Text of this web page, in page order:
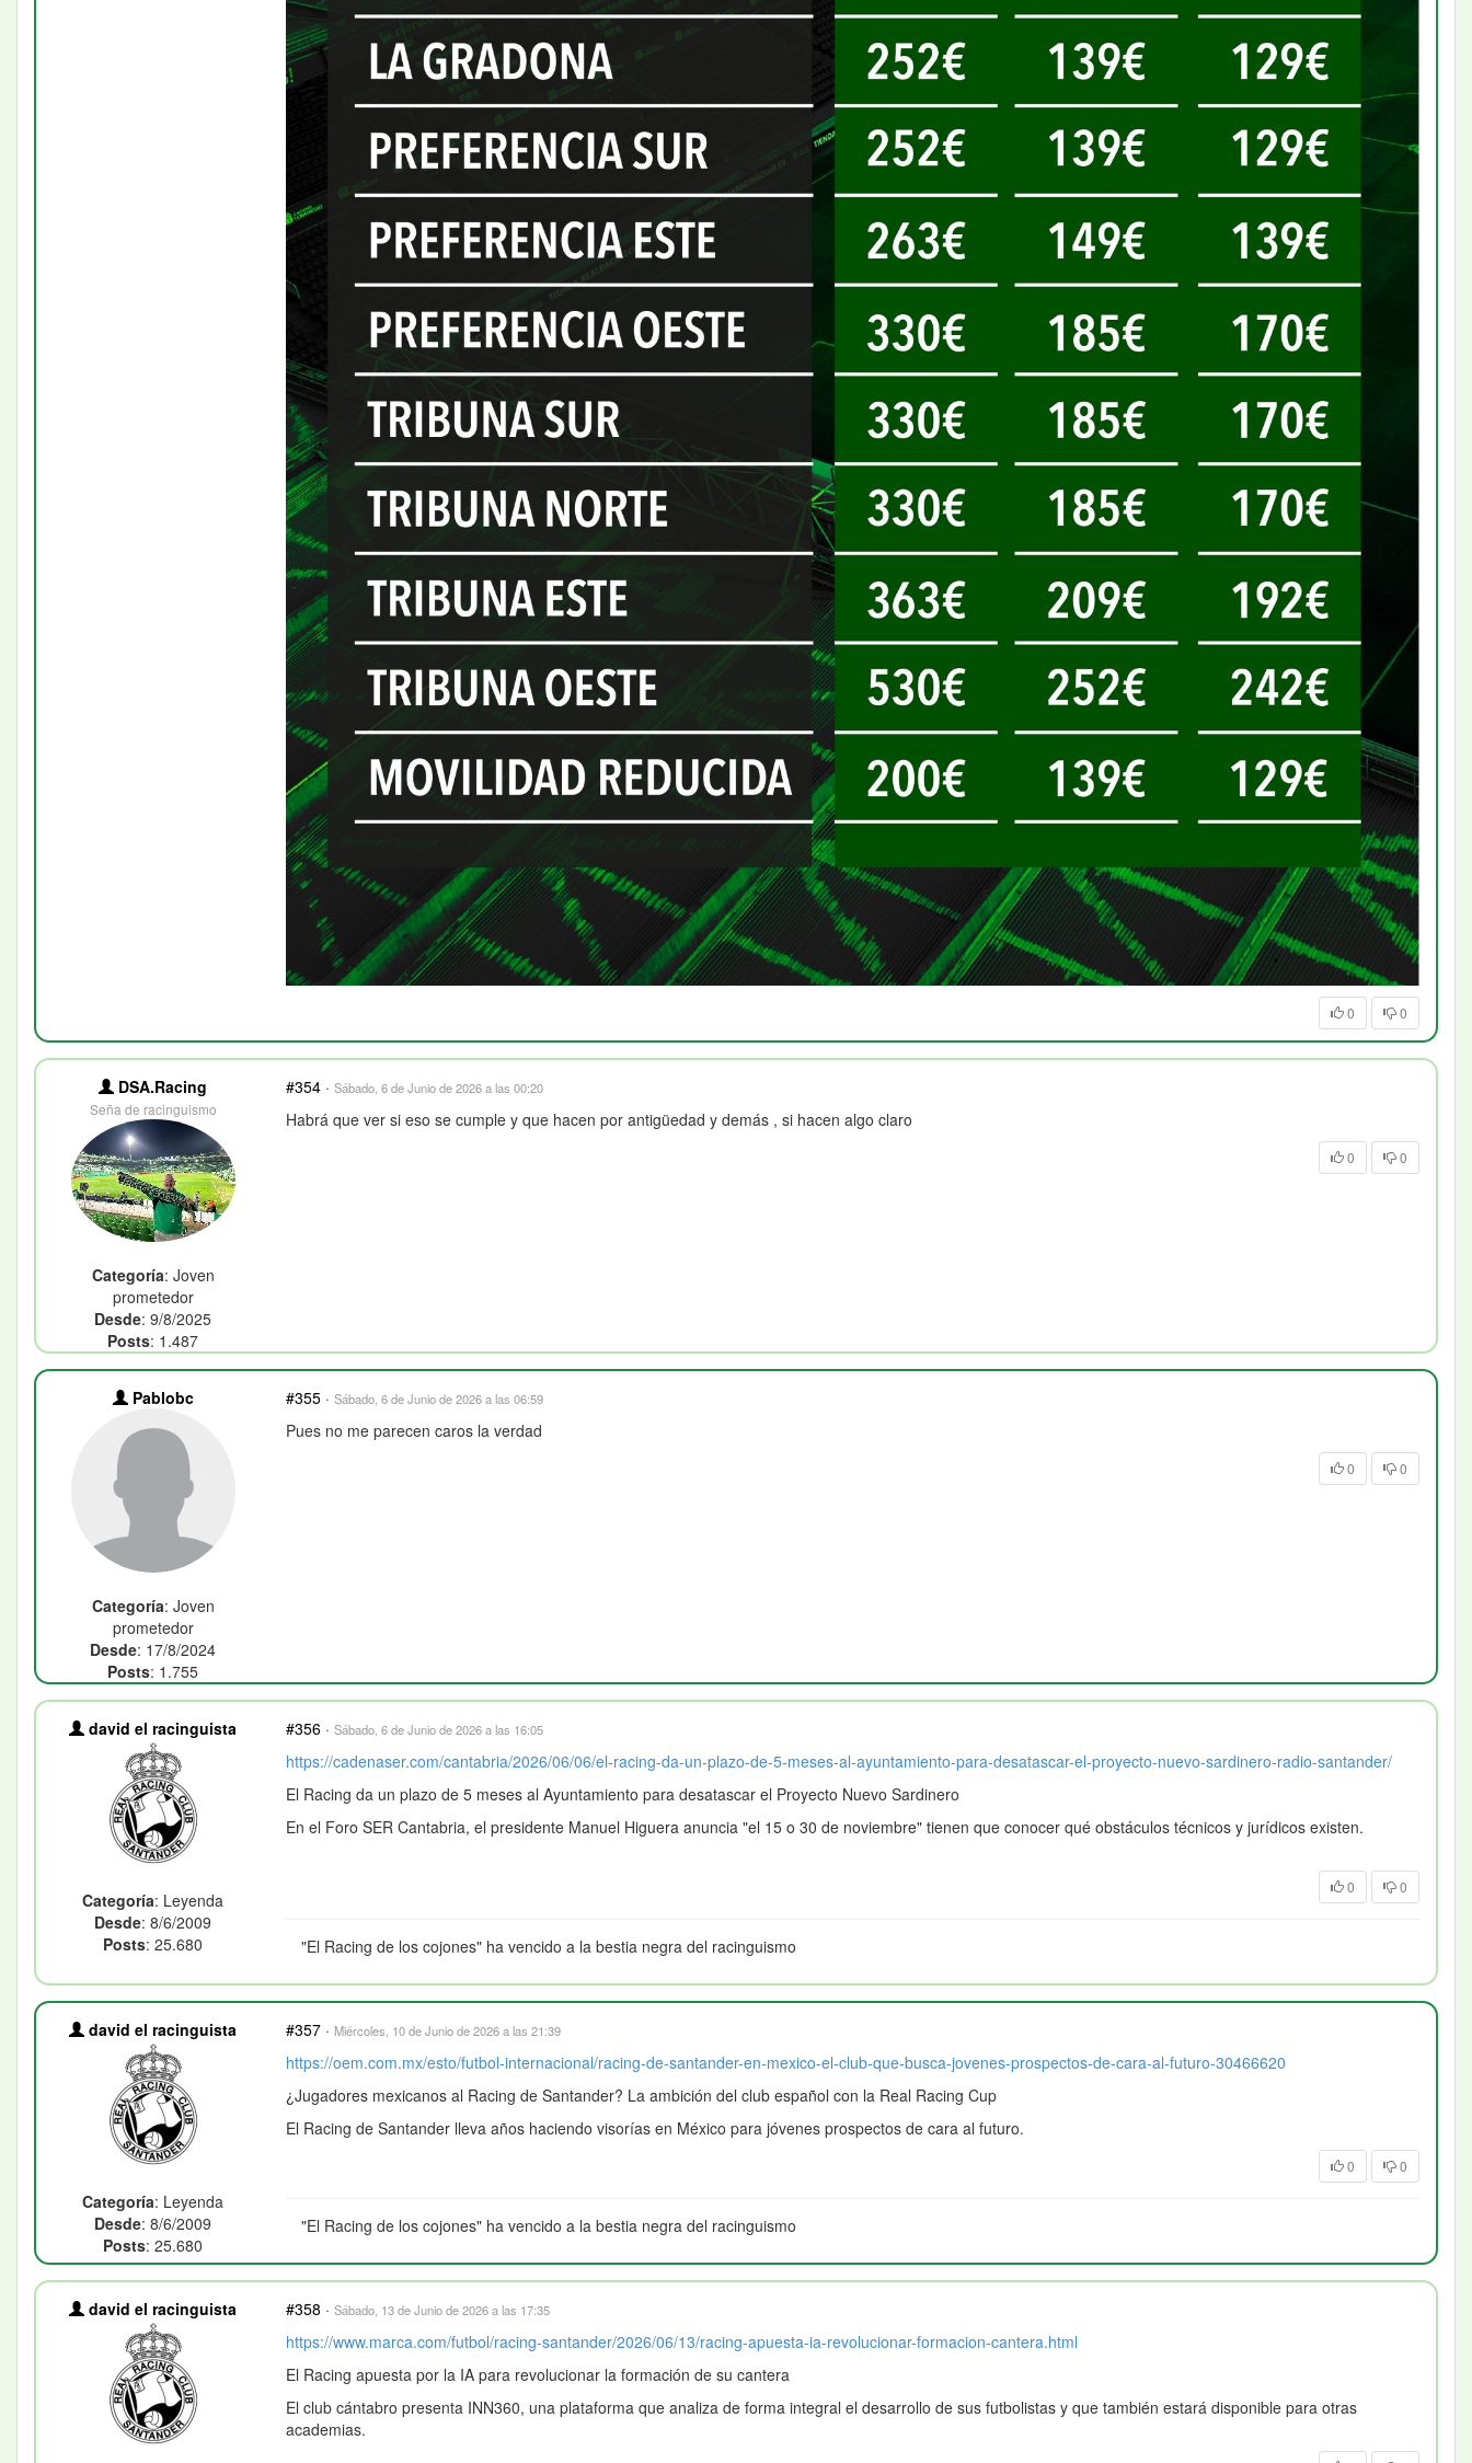
0 0
DSA.Racing
Seña de racinguismo
Categoría: Joven
prometedor
Desde: 9/8/2025
Posts: 1.487
#354 · Sábado, 6 de Junio de 2026 a las 00:20
Habrá que ver si eso se cumple y que hacen por antigüedad y demás , si hacen algo claro
0 0
Pablobc
Categoría: Joven
prometedor
Desde: 17/8/2024
Posts: 1.755
#355 · Sábado, 6 de Junio de 2026 a las 06:59
Pues no me parecen caros la verdad
0 0
david el racinguista
Categoría: Leyenda
Desde: 8/6/2009
Posts: 25.680
#356 · Sábado, 6 de Junio de 2026 a las 16:05
https://cadenaser.com/cantabria/2026/06/06/el-racing-da-un-plazo-de-5-meses-al-ayuntamiento-para-desatascar-el-proyecto-nuevo-sardinero-radio-santander/
El Racing da un plazo de 5 meses al Ayuntamiento para desatascar el Proyecto Nuevo Sardinero
En el Foro SER Cantabria, el presidente Manuel Higuera anuncia "el 15 o 30 de noviembre" tienen que conocer qué obstáculos técnicos y jurídicos existen.
0 0
"El Racing de los cojones" ha vencido a la bestia negra del racinguismo
david el racinguista
Categoría: Leyenda
Desde: 8/6/2009
Posts: 25.680
#357 · Miércoles, 10 de Junio de 2026 a las 21:39
https://oem.com.mx/esto/futbol-internacional/racing-de-santander-en-mexico-el-club-que-busca-jovenes-prospectos-de-cara-al-futuro-30466620
¿Jugadores mexicanos al Racing de Santander? La ambición del club español con la Real Racing Cup
El Racing de Santander lleva años haciendo visorías en México para jóvenes prospectos de cara al futuro.
0 0
"El Racing de los cojones" ha vencido a la bestia negra del racinguismo
david el racinguista #358 · Sábado, 13 de Junio de 2026 a las 17:35
https://www.marca.com/futbol/racing-santander/2026/06/13/racing-apuesta-ia-revolucionar-formacion-cantera.html
El Racing apuesta por la IA para revolucionar la formación de su cantera
El club cántabro presenta INN360, una plataforma que analiza de forma integral el desarrollo de sus futbolistas y que también estará disponible para otras
academias.